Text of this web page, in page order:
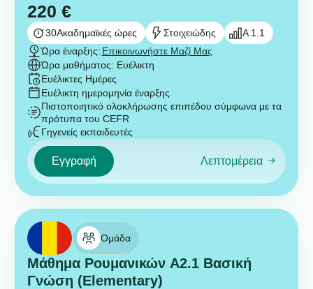
220 €
30Ακαδημαϊκές ώρες Στοιχειώδης
A 1.1
Ώρα έναρξης: Επικοινωνήστε Μαζί Μας
Ώρα μαθήματος: Ευέλικτη
Ευέλικτες Ημέρες
Ευέλικτη ημερομηνία έναρξης
Πιστοποιητικό ολοκλήρωσης επιπέδου σύμφωνα με τα
πρότυπα του CEFR
Γηγενείς εκπαιδευτές
Εγγραφή Λεπτομέρεια
Ομάδα
Μάθημα Ρουμανικών A2.1 Βασική
Γνώση (Elementary)